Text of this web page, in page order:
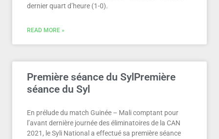
dernier quart d’heure (1-0).
READ MORE »
Première séance du SylPremière
séance du Syl
En prélude du match Guinée – Mali comptant pour
l’avant dernière journée des éliminatoires de la CAN
2021, le Syli National a effectué sa première séance